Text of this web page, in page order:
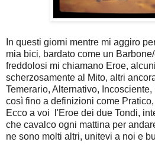
In questi giorni mentre mi aggiro
mia bici, bardato come un
freddolosi mi chiamano Eroe,
scherzosamente al Mito, altri
Temerario, Alternativo,
così fino a definizioni come
Ecco a voi l'Eroe dei due Tondi,
che cavalco ogni mattina per
ne sono molti altri, unitevi a noi e